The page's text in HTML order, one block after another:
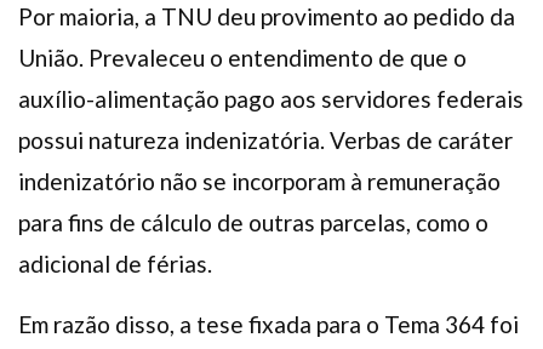
Por maioria, a TNU deu provimento ao pedido da
União. Prevaleceu o entendimento de que o
auxílio-alimentação pago aos servidores federais
possui natureza indenizatória. Verbas de caráter
indenizatório não se incorporam à remuneração
para fins de cálculo de outras parcelas, como o
adicional de férias.
Em razão disso, a tese fixada para o Tema 364 foi